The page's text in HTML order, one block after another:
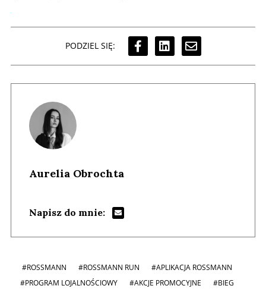
PODZIEL SIĘ:
Aurelia Obrochta
Napisz do mnie:
#ROSSMANN #ROSSMANN RUN
#APLIKACJA ROSSMANN
#PROGRAM LOJALNOŚCIOWY
#AKCJE PROMOCYJNE #BIEG